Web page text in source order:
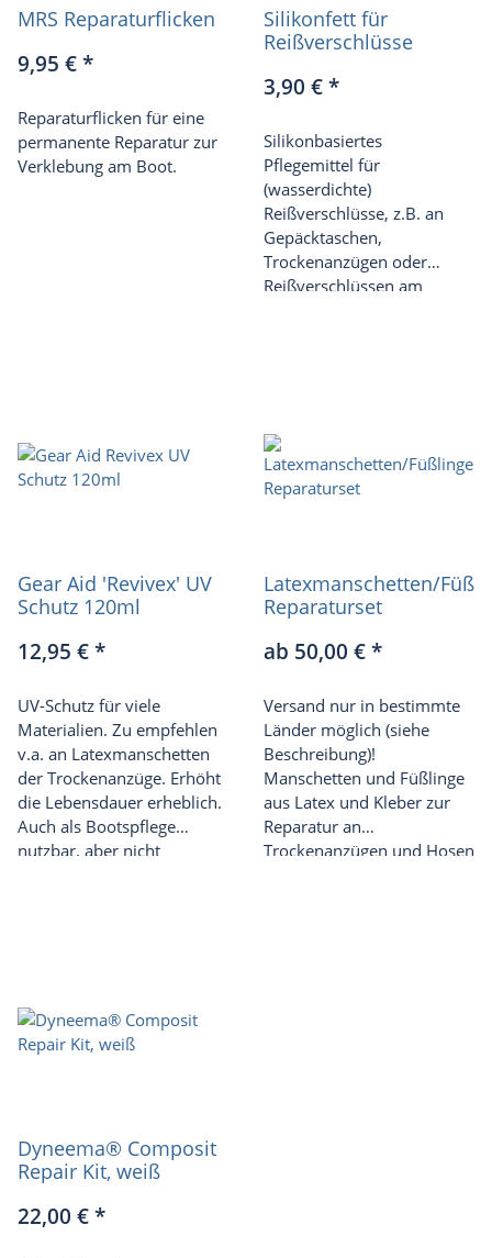
MRS Reparaturflicken
9,95 €*
Reparaturflicken für eine
permanente Reparatur zur
Verklebung am Boot.
Silikonfett für
Reißverschlüsse
3,90 €*
Silikonbasiertes
Pflegemittel für
(wasserdichte)
Reißverschlüsse, z.B. an
Gepäcktaschen,
Trockenanzügen oder
Reißverschlüssen am
Gear Aid 'Revivex' UV
Schutz 120ml
12,95 €*
UV-Schutz für viele
Materialien. Zu empfehlen
v.a. an Latexmanschetten
der Trockenanzüge. Erhöht
die Lebensdauer erheblich.
Auch als Bootspflege
nutzbar, aber nicht
Latexmanschetten/
Reparaturset
ab 50,00 €*
Versand nur in bestimmte
Länder möglich (siehe
Beschreibung)!
Manschetten und Füßlinge
aus Latex und Kleber zur
Reparatur an
Trockenanzügen und Hosen
Dyneema® Composit
Repair Kit, weiß
22,00 €*